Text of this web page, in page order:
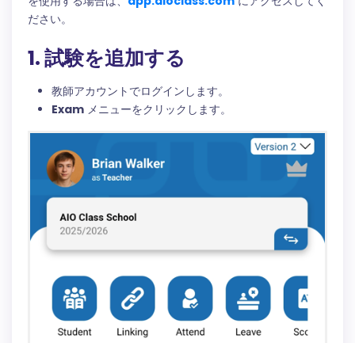
ださい。
1. 試験を追加する
教師アカウントでログインします。
Exam メニューをクリックします。